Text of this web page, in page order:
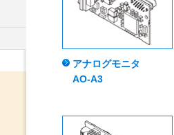
アナログモニタ
AO-A3